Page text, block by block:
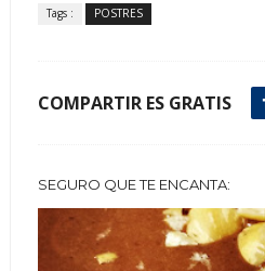
Tags : POSTRES
COMPARTIR ES GRATIS
SEGURO QUE TE ENCANTA: